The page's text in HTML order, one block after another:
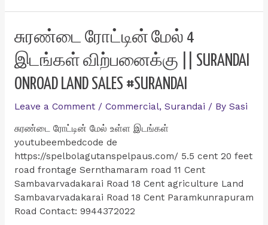
25
சென்ட்
இடம்
விற்பனைக்கு
Property
Falls
View
Hills
View
சுரண்டை ரோட்டின் மேல் 4
இடங்கள் விற்பனைக்கு || SURANDAI
ONROAD LAND SALES #SURANDAI
Leave a Comment / Commercial, Surandai / By Sasi
சுரண்டை ரோட்டின் மேல் உள்ள இடங்கள்
youtubeembedcode de
https://spelbolagutanspelpaus.com/ 5.5 cent 20 feet
road frontage Sernthamaram road 11 Cent
Sambavarvadakarai Road 18 Cent agriculture Land
Sambavarvadakarai Road 18 Cent Paramkunrapuram
Road Contact: 9944372022